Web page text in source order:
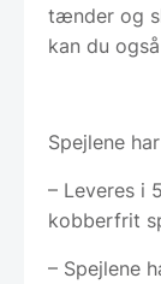
tænder og
kan du
Spejlene
– Leveres i
kobberfrit
– Spejlene